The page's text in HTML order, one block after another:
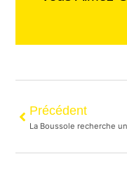
Précédent